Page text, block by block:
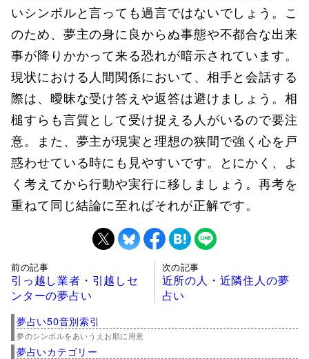
いシンボルと言っても過言ではないでしょう。こ
のため、夢主の身に良からぬ事態や不都合な出来
事が降りかかって来る恐れが暗示されています。
現状における人間関係において、相手と会話する
際は、曖昧な受け答えや返答は避けましょう。相
槌すらも言質として受け捉える人がいるので要注
意。また、夢主が現実と理想の狭間で強く心を戸
惑わせている時にも見やすいです。とにかく、よ
く考えてから行動や実行に移しましょう。再考を
重ねて同じ結論に至ればそれが正解です。
前の記事
引っ越し業者・引越しセ
ンターの夢占い
次の記事
近所の人・近隣住人の夢
占い
夢占い50音別索引
夢のシンボルをあいうえお順に用意
夢占いカテゴリー